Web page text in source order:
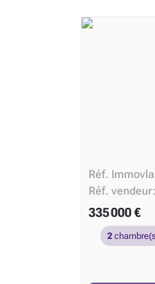
Réf.
Réf. vendeur:
335 000 €
2